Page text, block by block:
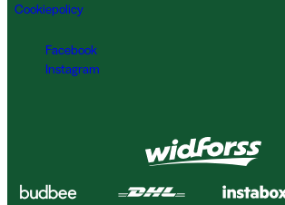
Cookiepolicy
Facebook
Instagram